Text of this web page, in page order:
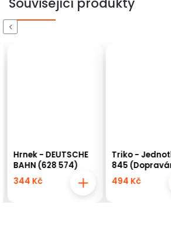
Previous
Hrnek - DEUTSCHE
BAHN (628 574)
344 Kč
Triko -
845
494 Kč